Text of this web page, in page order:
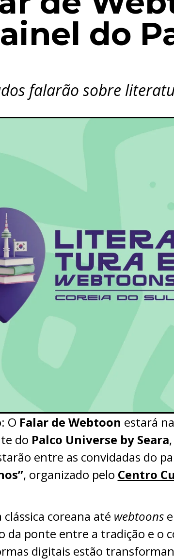
do
falarão sobre
O Falar de Webtoon estará na
do Palco Universe by Seara
entre as convidadas do
, organizado pelo Centro
coreana até webtoonse
da ponte entre a tradição e o
digitais estão